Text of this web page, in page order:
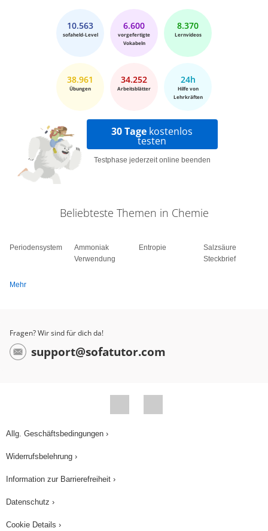
10.563
sofaheld-Level
6.600
vorgefertigte
Vokabeln
8.370
Lernvideos
38.961
Übungen
34.252
Arbeitsblätter
24h
Hilfe von
Lehrkräften
30 Tage kostenlos
testen
Testphase jederzeit online beenden
Beliebteste Themen in Chemie
Periodensystem
Ammoniak
Verwendung
Entropie
Salzsäure
Steckbrief
Mehr
Fragen? Wir sind für dich da!
support@sofatutor.com
Allg. Geschäftsbedingungen ›
Widerrufsbelehrung ›
Information zur Barrierefreiheit ›
Datenschutz ›
Cookie Details ›